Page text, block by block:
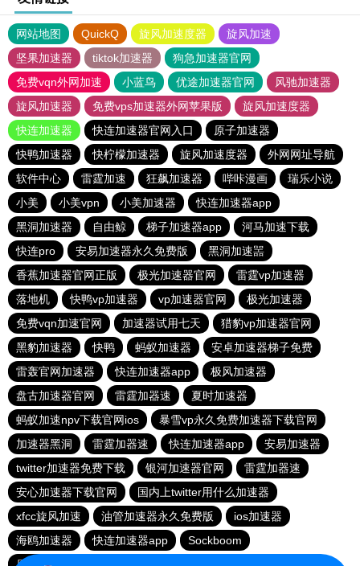
网站地图 QuickQ 旋风加速度器
旋风加速
坚果加速器
tiktok加速器
狗急加速器官网
免费vqn外网加速
小蓝鸟 优途加速器官网
风驰加速器
旋风加速器
免费vps加速器外网苹果版
旋风加速度器
快连加速器
快连加速器官网入口
原子加速器
快鸭加速器
快柠檬加速器 旋风加速度器
外网网址导航
软件中心
雷霆加速 狂飙加速器 哔咔漫画
瑞乐小说
小美
小美vpn 小美加速器
快连加速器app
黑洞加速器
自由鲸 梯子加速器app
河马加速下载
快连pro
安易加速器永久免费版
黑洞加速噐
香蕉加速器官网正版
极光加速器官网
雷霆vp加速器
落地机
快鸭vp加速器 vp加速器官网
极光加速器
免费vqn加速官网
加速器试用七天
猎豹vp加速器官网
黑豹加速器
快鸭 蚂蚁加速器
安卓加速器梯子免费
雷轰官网加速器
快连加速器app
极风加速器
盘古加速器官网
雷霆加器速
夏时加速器
蚂蚁加速npv下载官网ios
暴雪vp永久免费加速器下载官网
加速器黑洞
雷霆加器速 快连加速器app
安易加速器
twitter加速器免费下载
银河加速器官网
雷霆加器速
安心加速器下载官网
国内上twitter用什么加速器
xfcc旋风加速
油管加速器永久免费版
ios加速器
海鸥加速器
快连加速器app
Sockboom